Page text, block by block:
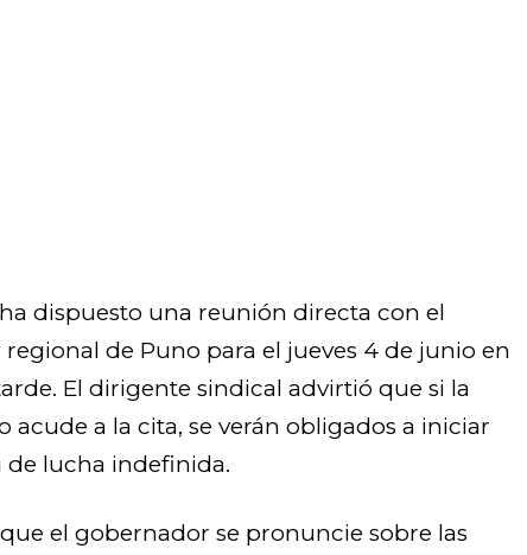
ha dispuesto una reunión directa con el
de Puno para el jueves 4 de junio en
El dirigente sindical advirtió que si la
acude a la cita, se verán obligados a iniciar
de lucha indefinida.
el gobernador se pronuncie sobre las